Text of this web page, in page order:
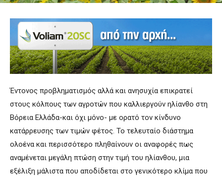
Έντονος προβληματισμός αλλά και ανησυχία επικρατεί
στους κόλπους των αγροτών που καλλιεργούν ηλίανθο στη
Βόρεια Ελλάδα-και όχι μόνο- με ορατό τον κίνδυνο
κατάρρευσης των τιμών φέτος. Το τελευταίο διάστημα
ολοένα και περισσότερο πληθαίνουν οι αναφορές πως
αναμένεται μεγάλη πτώση στην τιμή του ηλίανθου, μια
εξέλιξη μάλιστα που αποδίδεται στο γενικότερο κλίμα που